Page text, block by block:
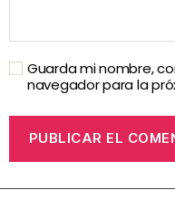
Guarda mi nombre,
navegador para la